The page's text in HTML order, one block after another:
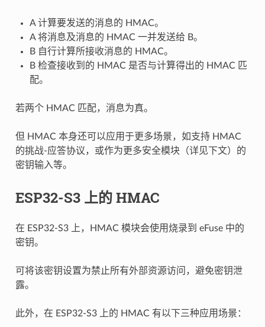
A 计算要发送的消息的 HMAC。
A 将消息及消息的 HMAC 一并发送给 B。
B 自行计算所接收消息的 HMAC。
B 检查接收到的 HMAC 是否与计算得出的 HMAC 匹
配。
若两个 HMAC 匹配，消息为真。
但 HMAC 本身还可以应用于更多场景，如支持 HMAC
的挑战-应答协议，或作为更多安全模块（详见下文）的
密钥输入等。
ESP32-S3 上的 HMAC
在 ESP32-S3 上，HMAC 模块会使用烧录到 eFuse 中的
密钥。
可将该密钥设置为禁止所有外部资源访问，避免密钥泄
露。
此外，在 ESP32-S3 上的 HMAC 有以下三种应用场景：